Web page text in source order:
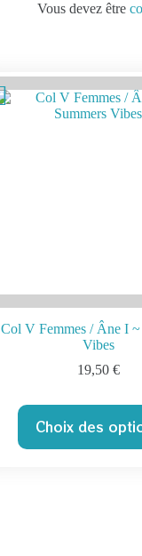
Vous devez être
Col V Femmes / Âne I ~
Vibes
19,50 €
Choix desproduit